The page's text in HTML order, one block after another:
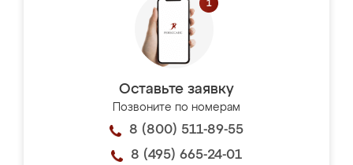
Оставьте заявку
Позвоните по номерам
8 (800) 511-89-55
8 (495) 665-24-01